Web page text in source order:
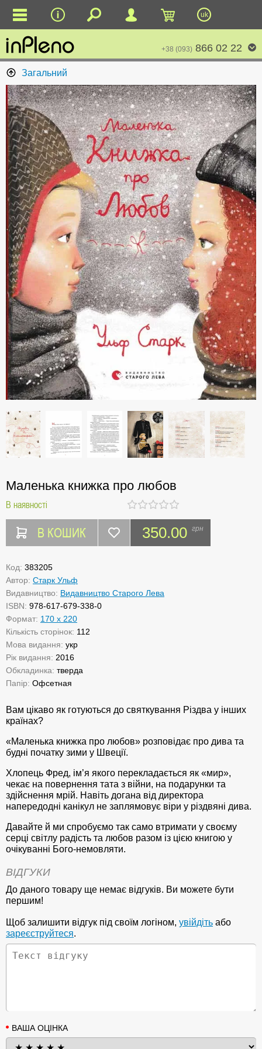
uk
+38 (093) 866 02 22
Загальний
Маленька книжка про любов
В наявності
В КОШИК 350.00 грн
Код: 383205
Автор: Старк Ульф
Видавництво: Видавництво Старого Лева
ISBN: 978-617-679-338-0
Формат: 170 x 220
Кількість сторінок: 112
Мова видання: укр
Рік видання: 2016
Обкладинка: тверда
Папір: Офсетная
Вам цікаво як готуються до святкування Різдва у інших
країнах?
«Маленька книжка про любов» розповідає про дива та
будні початку зими у Швеції.
Хлопець Фред, ім’я якого перекладається як «мир»,
чекає на повернення тата з війни, на подарунки та
здійснення мрій. Навіть догана від директора
напередодні канікул не заплямовує віри у різдвяні дива.
Давайте й ми спробуємо так само втримати у своєму
серці світлу радість та любов разом із цією книгою у
очікуванні Бого-немовляти.
ВІДГУКИ
До даного товару ще немає відгуків. Ви можете бути
першим!
Щоб залишити відгук під своїм логіном, увійдіть або
зареєструйтеся.
ВАША ОЦІНКА